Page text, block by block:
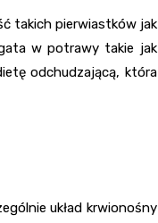
takich pierwiastków jak
w potrawy takie jak
odchudzającą, która
układ krwionośny